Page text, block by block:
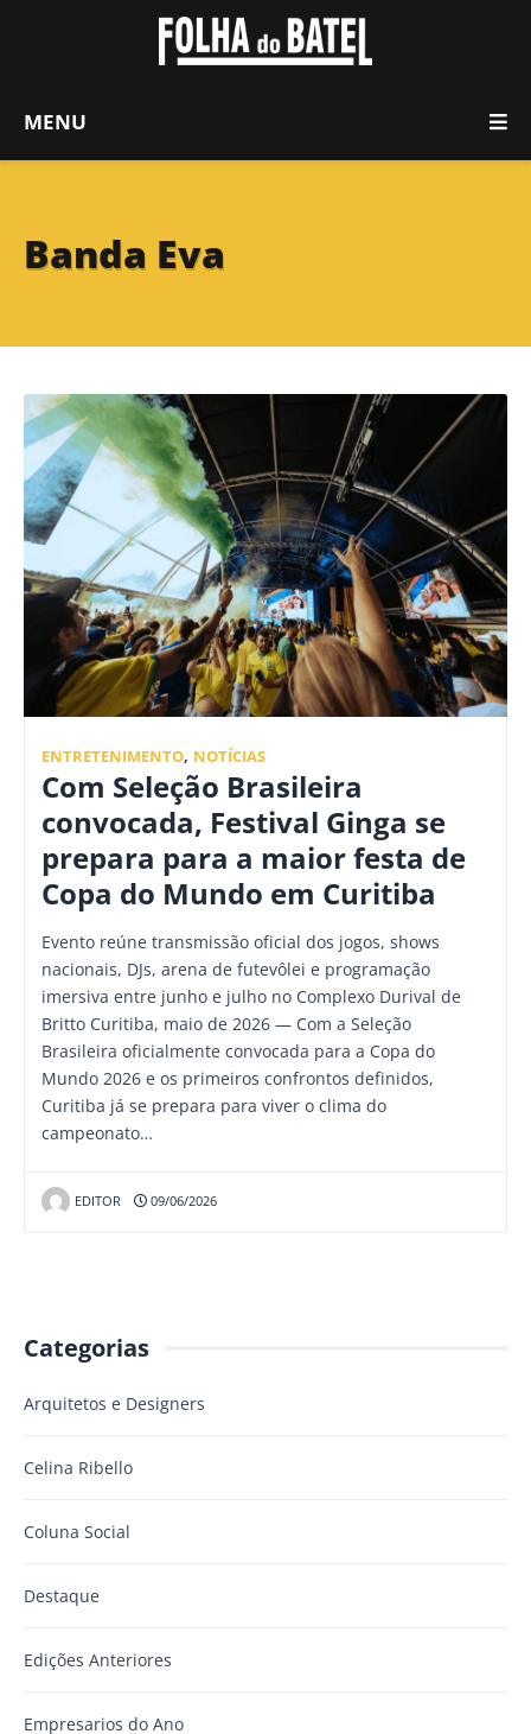
MENU
Banda Eva
ENTRETENIMENTO, NOTÍCIAS
Com Seleção Brasileira
convocada, Festival Ginga se
prepara para a maior festa de
Copa do Mundo em Curitiba
Evento reúne transmissão oficial dos jogos, shows
nacionais, DJs, arena de futevôlei e programação
imersiva entre junho e julho no Complexo Durival de
Britto Curitiba, maio de 2026 — Com a Seleção
Brasileira oficialmente convocada para a Copa do
Mundo 2026 e os primeiros confrontos definidos,
Curitiba já se prepara para viver o clima do
campeonato…
EDITOR 09/06/2026
Categorias
Arquitetos e Designers
Celina Ribello
Coluna Social
Destaque
Edições Anteriores
Empresarios do Ano